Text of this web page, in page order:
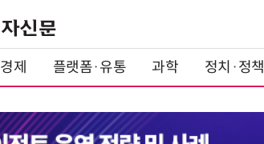
경제 플랫폼·유통 과학 정치·정책